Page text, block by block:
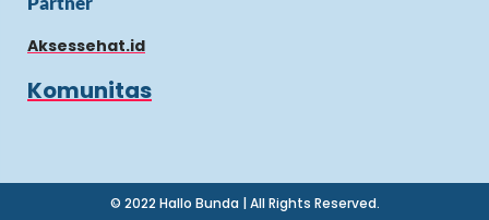
Aksessehat.id
Komunitas
© 2022 Hallo Bunda | All Rights Reserved.